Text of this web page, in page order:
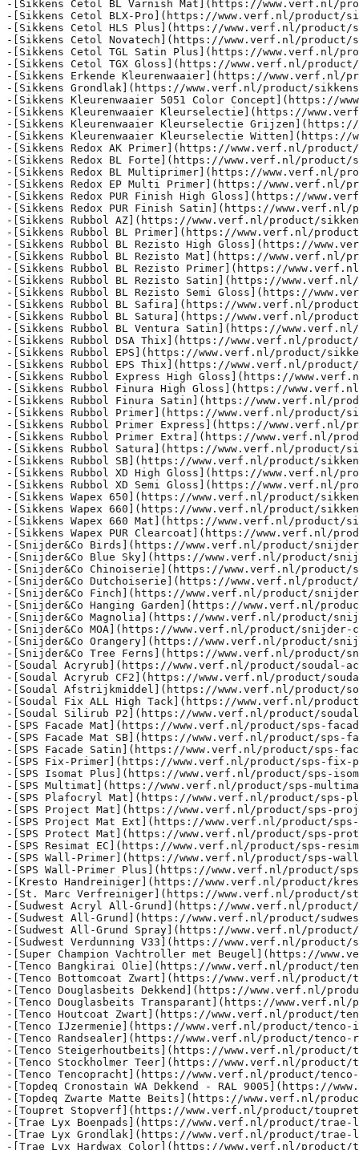
-[Sikkens Rubbol DSA Thix](https://www.verf.nl/
-[Sikkens Rubbol EPS](https://www.verf.nl/product/
-[Sikkens Rubbol EPS Thix](https://www.verf.nl/
-[Sikkens Rubbol Express High Gloss](https://
-[Sikkens Rubbol Finura High Gloss](https://
-[Sikkens Rubbol Finura Satin](https://www.verf.nl/
-[Sikkens Rubbol Primer](https://www.verf.nl/product/
-[Sikkens Rubbol Primer Express](https://www.verf.nl/
-[Sikkens Rubbol Primer Extra](https://www.verf.nl/
-[Sikkens Rubbol Satura](https://www.verf.nl/product/
-[Sikkens Rubbol SB](https://www.verf.nl/product/
-[Sikkens Rubbol XD High Gloss](https://www.verf.nl/
-[Sikkens Rubbol XD Semi Gloss](https://www.verf.nl/
-[Sikkens Wapex 650](https://www.verf.nl/product/
-[Sikkens Wapex 660](https://www.verf.nl/product/
-[Sikkens Wapex 660 Mat](https://www.verf.nl/product/
-[Sikkens Wapex PUR Clearcoat](https://www.verf.nl/
-[Snijder&Co Birds](https://www.verf.nl/product/
-[Snijder&Co Blue Sky](https://www.verf.nl/product/
-[Snijder&Co Chinoiserie](https://www.verf.nl/
-[Snijder&Co Dutchoiserie](https://www.verf.nl/
-[Snijder&Co Finch](https://www.verf.nl/product/
-[Snijder&Co Hanging Garden](https://www.verf.nl/
-[Snijder&Co Magnolia](https://www.verf.nl/product/
-[Snijder&Co MOA](https://www.verf.nl/product/
-[Snijder&Co Orangery](https://www.verf.nl/product/
-[Snijder&Co Tree Ferns](https://www.verf.nl/
-[Soudal Acryrub](https://www.verf.nl/product/soudal-
-[Soudal Acryrub CF2](https://www.verf.nl/product/
-[Soudal Afstrijkmiddel](https://www.verf.nl/product/
-[Soudal Fix ALL High Tack](https://www.verf.nl/
-[Soudal Silirub P2](https://www.verf.nl/product/
-[SPS Facade Mat](https://www.verf.nl/product/sps-
-[SPS Facade Mat SB](https://www.verf.nl/product/sps-
-[SPS Facade Satin](https://www.verf.nl/product/sps-facade-satin): SPS Facade Satin is een duurzame, zijdeglanzende gevelverf die beschermt tegen weersinvloeden en zorgt voor een strakke afwerking.
-[SPS Fix-Primer](https://www.verf.nl/product/sps-fix-primer): SPS Fix-Primer is een watergedragen voorstrijkmiddel dat zorgt voor betere hechting van muurverf op poreuze en poederige ondergronden.
-[SPS Isomat Plus](https://www.verf.nl/product/sps-isomat-plus): SPS Isomat Plus is een isolerende muurverf die vocht- en nicotinevlekken afdekt, ideaal voor probleemwanden in woonruimtes.
-[SPS Multimat](https://www.verf.nl/product/sps-multimat): SPS Multimat is een matte muurverf voor binnen en beschut buitenwerk.  Geschikt voor het afwerken van diverse wanden en plafonds zoals cement- en pleisterwerk, beton, baksteen en gipsplaten.
-[SPS Plafocryl Mat](https://www.verf.nl/product/sps-plafocryl-mat): SPS Plafocryl Mat is een matte plafondverf voor binnen, biedt een schrobvaste en strakke afwerking zonder strepen.
-[SPS Project Mat](https://www.verf.nl/product/sps-project-mat): SPS Project Mat is een matte, oplosmiddelvrije muurverf voor binnen speciaal ontwikkeld voor het schilderen van muren en plafonds. Deze verf biedt een hoge dekkracht en is geschikt voor grote oppervlakken in bijvoorbeeld kantoren en scholen.
-[SPS Project Mat Ext](https://www.verf.nl/product/sps-project-mat-ext): SPS Project Mat Ext is een matte muurverf voor binnen en buiten, geschikt voor minerale ondergronden zoals beton en pleisterwerk.
-[SPS Protect Mat](https://www.verf.nl/product/sps-protect-mat): SPS Protect Mat is een kleurloze, extra matte, watergedragen vernis die geschilderde muren binnen beschermt tegen slijtage en vlekken. Het maakt muren gemakkelijker reinigbaar en voorkomt witte vegen op donkere kleuren.
-[SPS Resimat EC](https://www.verf.nl/product/sps-resimat-ec): SPS Resimat EC is een matte, emissiearme muurverf voor binnen, geschikt voor gebruik in gezondheidsgevoelige omgevingen zoals scholen en ziekenhuizen.
-[SPS Wall-Primer](https://www.verf.nl/product/sps-wall-primer): SPS Wall-Primer is een watergedragen primer voor binnen- en buitenmuren, die zorgt voor een betere hechting van muurverf op absorberende ondergronden.
-[SPS Wall-Primer Plus](https://www.verf.nl/product/sps-wall-primer-plus): SPS Wall-Primer Plus is een watergedragen primer